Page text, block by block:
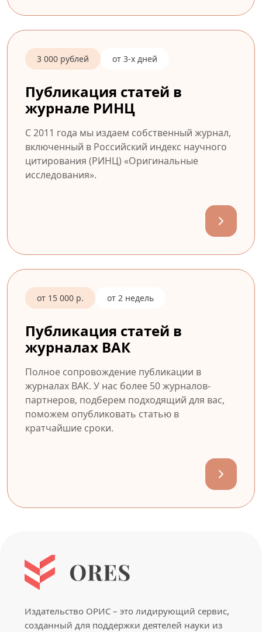
3 000 рублей от 3-х дней
Публикация статей в
журнале РИНЦ
С 2011 года мы издаем собственный журнал,
включенный в Российский индекс научного
цитирования (РИНЦ) «Оригинальные
исследования».
от 15 000 р. от 2 недель
Публикация статей в
журналах ВАК
Полное сопровождение публикации в
журналах ВАК. У нас более 50 журналов-
партнеров, подберем подходящий для вас,
поможем опубликовать статью в
кратчайшие сроки.
Издательство ОРИС – это лидирующий сервис,
созданный для поддержки деятелей науки из